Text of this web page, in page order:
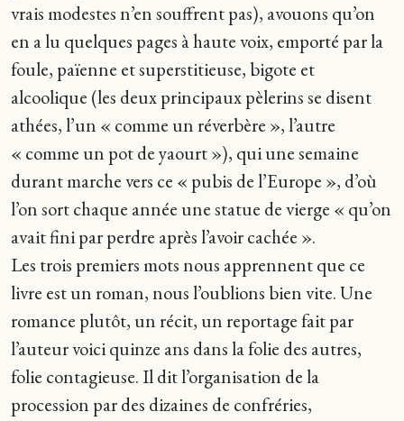
vrais modestes n’en souffrent pas), avouons qu’on
en a lu quelques pages à haute voix, emporté par la
foule, païenne et superstitieuse, bigote et
alcoolique (les deux principaux pèlerins se disent
athées, l’un « comme un réverbère », l’autre
« comme un pot de yaourt »), qui une semaine
durant marche vers ce « pubis de l’Europe », d’où
l’on sort chaque année une statue de vierge « qu’on
avait fini par perdre après l’avoir cachée ».
Les trois premiers mots nous apprennent que ce
livre est un roman, nous l’oublions bien vite. Une
romance plutôt, un récit, un reportage fait par
l’auteur voici quinze ans dans la folie des autres,
folie contagieuse. Il dit l’organisation de la
procession par des dizaines de confréries,